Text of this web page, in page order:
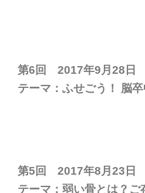
第6回 2017年9月28日
テーマ：ふせごう！ 脳卒
第5回 2017年8月23日
テーマ：弱い骨とは？